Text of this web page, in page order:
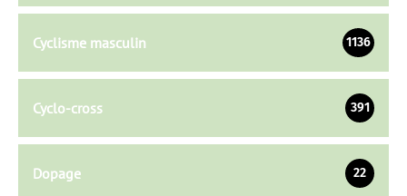
Cyclisme masculin 1136
Cyclo-cross 391
Dopage 22